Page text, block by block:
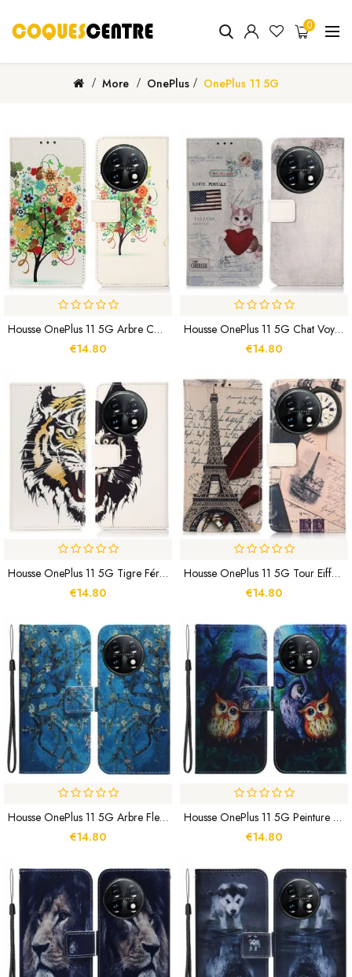
0
More OnePlus OnePlus 11 5G
Housse OnePlus 11 5G Arbre Coloré
€14.80
Housse OnePlus 11 5G Chat Voyageur
€14.80
Housse OnePlus 11 5G Tigre Féroce
€14.80
Housse OnePlus 11 5G Tour Eiffel Du Poète
€14.80
Housse OnePlus 11 5G Arbre Fleuri Premium
€14.80
Housse OnePlus 11 5G Peinture De Hiboux
€14.80